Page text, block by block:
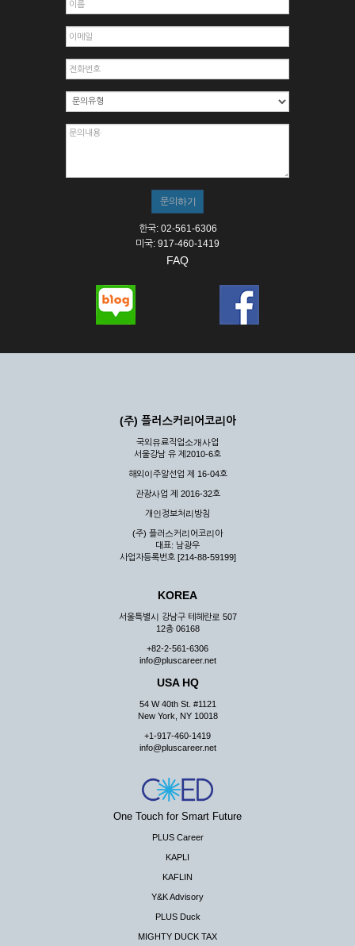
한국: 02-561-6306
미국: 917-460-1419
FAQ
(주) 플러스커리어코리아
국외유료직업소개사업
서울강남 유 제2010-6호
해외이주알선업 제 16-04호
관광사업 제 2016-32호
개인정보처리방침
(주) 플러스커리어코리아
대표: 남광우
사업자등록번호 [214-88-59199]
KOREA
서울특별시 강남구 테헤란로 507
12층 06168
+82-2-561-6306
info@pluscareer.net
USA HQ
54 W 40th St. #1121
New York, NY 10018
+1-917-460-1419
info@pluscareer.net
One Touch for Smart Future
PLUS Career
KAPLI
KAFLIN
Y&K Advisory
PLUS Duck
MIGHTY DUCK TAX